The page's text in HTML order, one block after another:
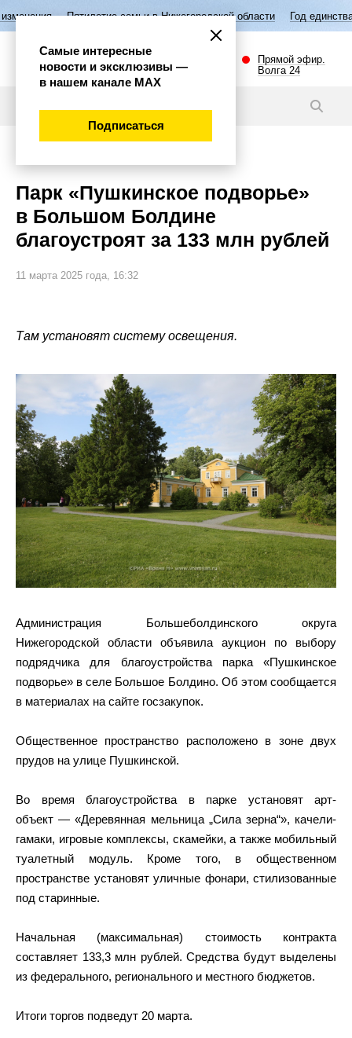
семьи в Нижегородской области Год единства народов России
Прямой эфир.
Волга 24
Парк «Пушкинское подворье»
в Большом Болдине
благоустроят за 133 млн рублей
11 марта 2025 года, 16:32
Там установят систему освещения.
Администрация Большеболдинского округа
Нижегородской области объявила аукцион по выбору
подрядчика для благоустройства парка «Пушкинское
подворье» в селе Большое Болдино. Об этом сообщается
в материалах на сайте госзакупок.
Общественное пространство расположено в зоне двух
прудов на улице Пушкинской.
Во время благоустройства в парке установят арт-
объект — «Деревянная мельница „Сила зерна“», качели-
гамаки, игровые комплексы, скамейки, а также мобильный
туалетный модуль. Кроме того, в общественном
пространстве установят уличные фонари, стилизованные
под старинные.
Начальная (максимальная) стоимость контракта
составляет 133,3 млн рублей. Средства будут выделены
из федерального, регионального и местного бюджетов.
Итоги торгов подведут 20 марта.
Самые интересные
новости и эксклюзивы —
в нашем канале МАХ
Подписаться